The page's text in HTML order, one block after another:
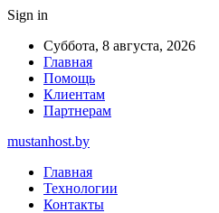
Sign in
Суббота, 8 августа, 2026
Главная
Помощь
Клиентам
Партнерам
mustanhost.by
Главная
Технологии
Контакты